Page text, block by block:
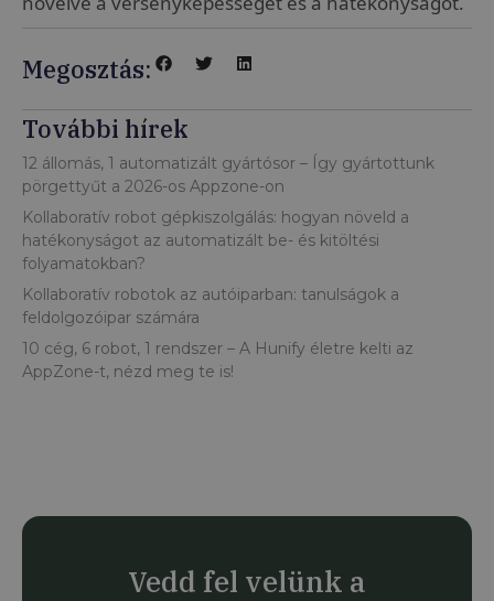
Megosztás:
További hírek
12 állomás, 1 automatizált gyártósor – Így gyártottunk
pörgettyűt a 2026-os Appzone-on
Kollaboratív robot gépkiszolgálás: hogyan növeld a
hatékonyságot az automatizált be- és kitöltési
folyamatokban?
Kollaboratív robotok az autóiparban: tanulságok a
feldolgozóipar számára
10 cég, 6 robot, 1 rendszer – A Hunify életre kelti az
AppZone-t, nézd meg te is!
Vedd fel velünk a